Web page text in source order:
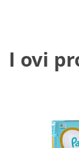
I ovi